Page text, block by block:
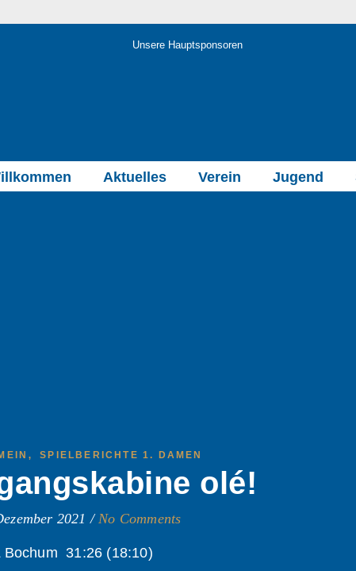
Unsere Hauptsponsoren
Aktuelles Verein Jugend
,SPIELBERICHTE 1. DAMEN
olé!
2021 / No Comments
Bochum 31:26 (18:10)